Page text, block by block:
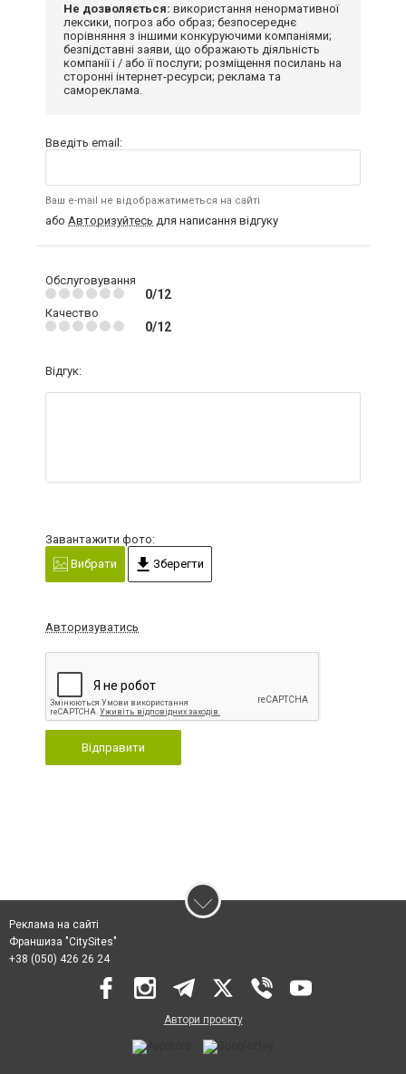
Не дозволяється: використання ненормативної
лексики, погроз або образ; безпосереднє
порівняння з іншими конкуруючими компаніями;
безпідставні заяви, що ображають діяльність
компанії і / або її послуги; розміщення посилань на
сторонні інтернет-ресурси; реклама та
самореклама.
Введіть email:
Ваш e-mail не відображатиметься на сайті
або Авторизуйтесь для написання відгуку
Обслуговування
0/12
Качество
0/12
Відгук:
Завантажити фото:
Вибрати
Зберегти
Авторизуватись
Відправити
Реклама на сайті
Франшиза "CitySites"
+38 (050) 426 26 24
Автори проєкту